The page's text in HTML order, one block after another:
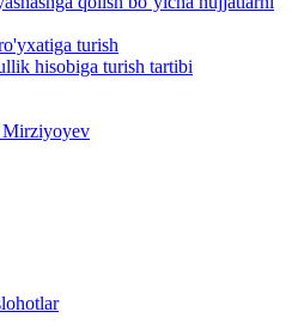
turish
hisobiga turish tartibi
Mirziyoyev